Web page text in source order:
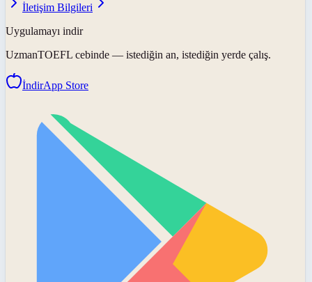
İletişim Bilgileri
Uygulamayı indir
UzmanTOEFL cebinde — istediğin an, istediğin yerde çalış.
İndirApp Store